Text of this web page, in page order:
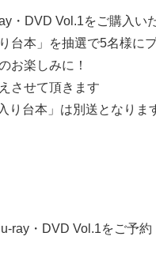
・DVD Vol.1をご購入
台本」を抽選で5名様に
お楽しみに！
させて頂きます
り台本」は別送となりま
ray・DVD Vol.1をご予